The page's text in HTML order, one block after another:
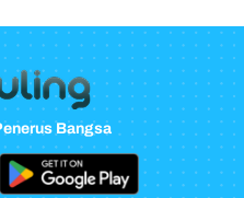
Bangsa